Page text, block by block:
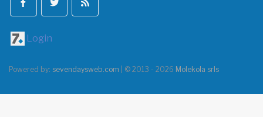
Login
Powered by: sevendaysweb.com | © 2013 - 2026 Molekola srls